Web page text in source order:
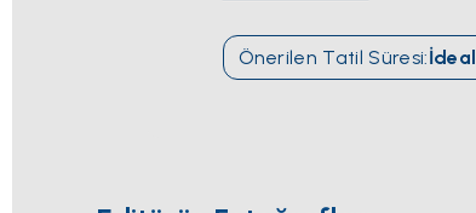
Önerilen Tatil Süresi:İdeal